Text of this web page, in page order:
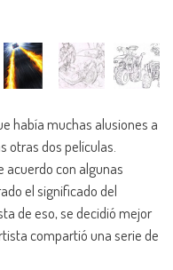
había muchas alusiones a
otras dos películas.
acuerdo con algunas
el significado del
de eso, se decidió mejor
compartió una serie de